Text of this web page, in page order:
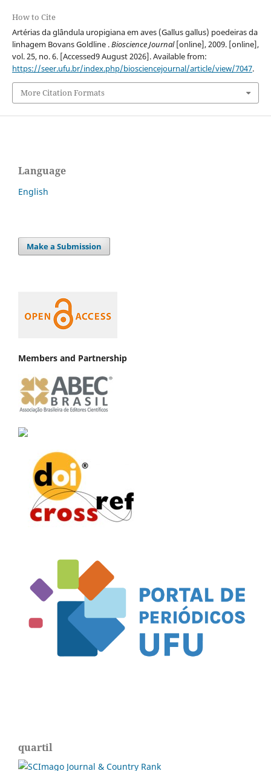
How to Cite
Artérias da glândula uropigiana em aves (Gallus gallus) poedeiras da
linhagem Bovans Goldline .Bioscience Journal[online], 2009. [online],
vol. 25, no. 6. [Accessed9 August 2026]. Available from:
https://seer.ufu.br/index.php/biosciencejournal/article/view/7047.
More Citation Formats
Language
English
Make a Submission
Members and Partnership
quartil